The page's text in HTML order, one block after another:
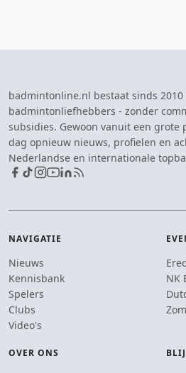
badmintonline.nl bestaat sinds
badmintonliefhebbers - zonder
subsidies. Gewoon vanuit een grote
dag opnieuw nieuws, profielen en
Nederlandse en internationale
NAVIGATIE
Nieuws
Kennisbank
Spelers
Clubs
Video's
NK
OVER ONS